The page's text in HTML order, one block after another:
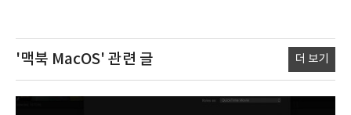
'맥북 MacOS' 관련 글 더 보기